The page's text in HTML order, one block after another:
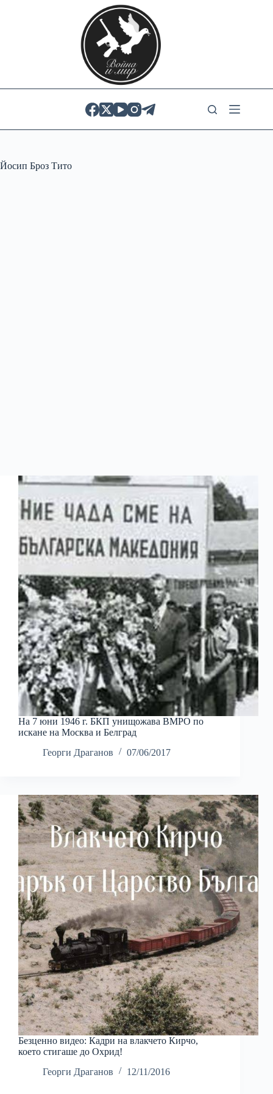
Йосип Броз Тито
На 7 юни 1946 г. БКП унищожава ВМРО по
искане на Москва и Белград
Георги Драганов
07/06/2017
Безценно видео: Кадри на влакчето Кирчо,
което стигаше до Охрид!
Георги Драганов
12/11/2016